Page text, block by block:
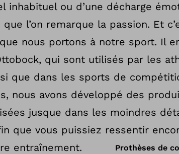
inhabituel ou d’une décharge
l’on remarque la passion. Et
nous portons à notre sport. Il
qui sont utilisés par les
que dans les sports de
nous avons développé des
jusque dans les moindres
que vous puissiez ressentir
entraînement.
Prothèses de